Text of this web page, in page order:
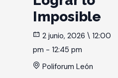
Imposible
2 junio, 2026 \ 12:00
pm - 12:45 pm
Poliforum León